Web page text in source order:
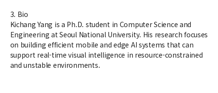
대학생활
기타
30주년
3. Bio
Kichang Yang is a Ph.D. student in Computer Science and
Engineering at Seoul National University. His research focuses
on building efficient mobile and edge AI systems that can
support real-time visual intelligence in resource-constrained
and unstable environments.